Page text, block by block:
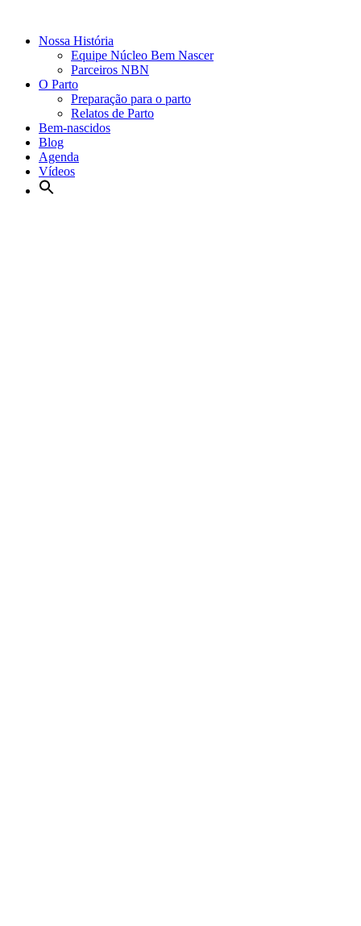
Nossa História
Equipe Núcleo Bem Nascer
Parceiros NBN
O Parto
Preparação para o parto
Relatos de Parto
Bem-nascidos
Blog
Agenda
Vídeos